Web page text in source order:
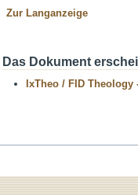
Zur Langanzeige
Das Dokument
IxTheo / FID Theology